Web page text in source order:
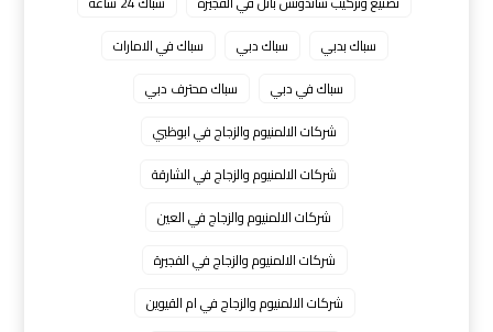
سباك بدبي
سباك دبي
سباك في الامارات
سباك في دبي
سباك محترف دبي
شركات الالمنيوم والزجاج في ابوظبي
شركات الالمنيوم والزجاج في الشارقة
شركات الالمنيوم والزجاج في العين
شركات الالمنيوم والزجاج في الفجيرة
شركات الالمنيوم والزجاج في ام القيوين